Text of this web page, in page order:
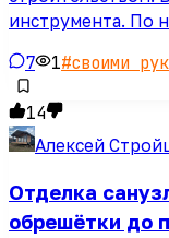
инструмента. По
7 1#своими
14
Алексей
Отделка
обрешётки до